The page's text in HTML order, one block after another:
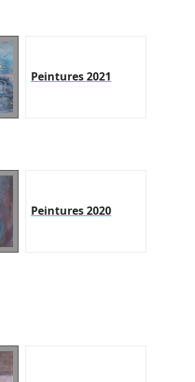
Peintures 2021
Peintures 2020